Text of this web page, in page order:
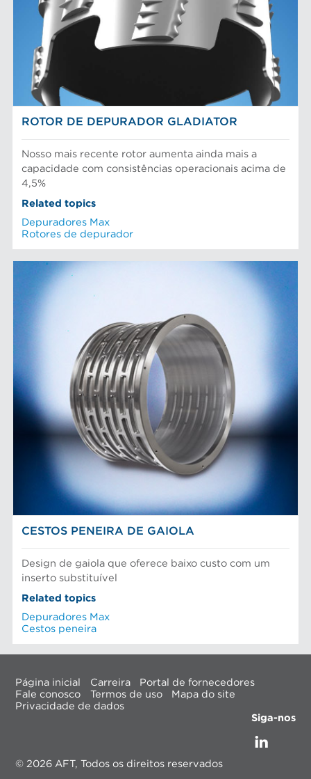
ROTOR DE DEPURADOR GLADIATOR
Nosso mais recente rotor aumenta ainda mais a
capacidade com consistências operacionais acima de
4,5%
Related topics
Depuradores Max
Rotores de depurador
CESTOS PENEIRA DE GAIOLA
Design de gaiola que oferece baixo custo com um
inserto substituível
Related topics
Depuradores Max
Cestos peneira
Página inicial Carreira
Portal de fornecedores
Fale conosco
Termos de uso
Mapa do site
Privacidade de dados
Siga-nos
© 2026 AFT, Todos os direitos reservados